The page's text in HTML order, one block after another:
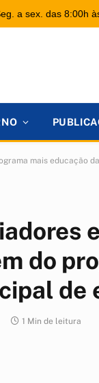
a sex. das 8:00h
mais educação
e
do
de
1 Min de leitura